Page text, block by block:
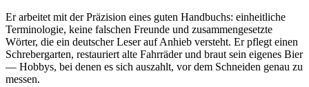
Er arbeitet mit der Präzision eines guten Handbuchs: einheitliche
Terminologie, keine falschen Freunde und zusammengesetzte
Wörter, die ein deutscher Leser auf Anhieb versteht. Er pflegt einen
Schrebergarten, restauriert alte Fahrräder und braut sein eigenes Bier
— Hobbys, bei denen es sich auszahlt, vor dem Schneiden genau zu
messen.